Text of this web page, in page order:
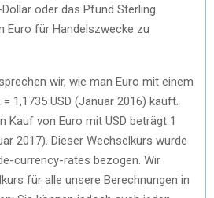
oder das Pfund Sterling
Euro für Handelszwecke zu
wir, wie man Euro mit einem
1,1735 USD (Januar 2016) kauft.
Kauf von Euro mit USD beträgt 1
2017). Dieser Wechselkurs wurde
currency-rates bezogen. Wir
für alle unsere Berechnungen in